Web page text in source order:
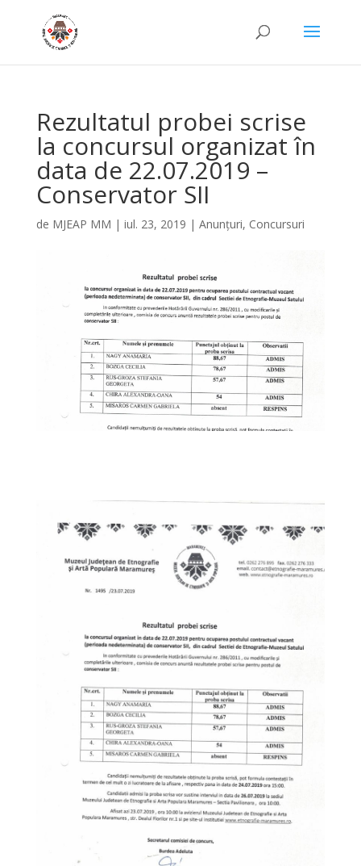
Rezultatul probei scrise
la concursul organizat în
data de 22.07.2019 –
Conservator SII
de MJEAP MM | iul. 23, 2019 | Anunțuri, Concursuri